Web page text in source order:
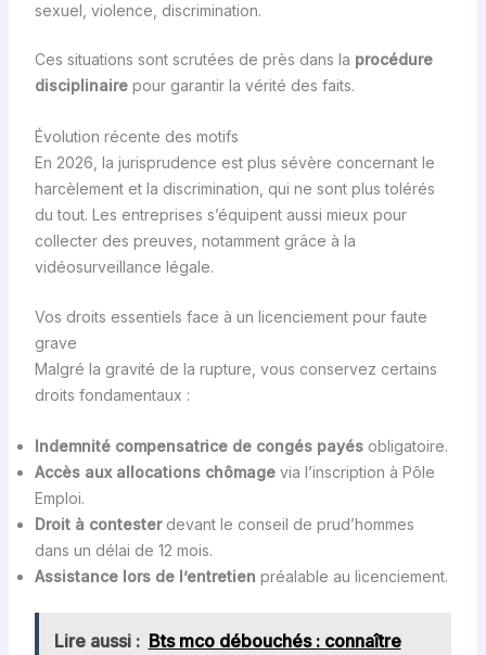
sexuel, violence, discrimination.
Ces situations sont scrutées de près dans la procédure
disciplinairepour garantir la vérité des faits.
Évolution récente des motifs
En 2026, la jurisprudence est plus sévère concernant le
harcèlement et la discrimination, qui ne sont plus tolérés
du tout. Les entreprises s’équipent aussi mieux pour
collecter des preuves, notamment grâce à la
vidéosurveillance légale.
Vos droits essentiels face à un licenciement pour faute
grave
Malgré la gravité de la rupture, vous conservez certains
droits fondamentaux :
Indemnité compensatrice de congés payésobligatoire.
Accès aux allocations chômagevia l’inscription à Pôle
Emploi.
Droit à contesterdevant le conseil de prud’hommes
dans un délai de 12 mois.
Assistance lors de l’entretien préalable au licenciement.
Lire aussi : Bts mco débouchés : connaître